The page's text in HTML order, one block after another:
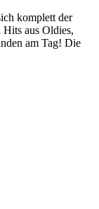
komplett der
aus Oldies,
am Tag! Die